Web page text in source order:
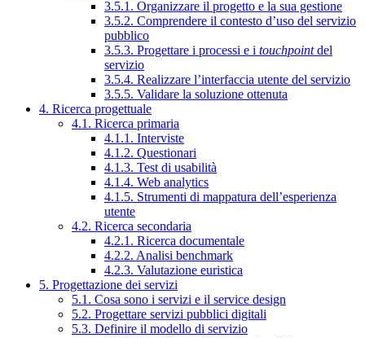
3.5.1. Organizzare il progetto e la sua gestione
3.5.2. Comprendere il contesto d’uso del servizio
pubblico
3.5.3. Progettare i processi e i touchpointdel
servizio
3.5.4. Realizzare l’interfaccia utente del servizio
3.5.5. Validare la soluzione ottenuta
4. Ricerca progettuale
4.1. Ricerca primaria
4.1.1. Interviste
4.1.2. Questionari
4.1.3. Test di usabilità
4.1.4. Web analytics
4.1.5. Strumenti di mappatura dell’esperienza
utente
4.2. Ricerca secondaria
4.2.1. Ricerca documentale
4.2.2. Analisi benchmark
4.2.3. Valutazione euristica
5. Progettazione dei servizi
5.1. Cosa sono i servizi e il service design
5.2. Progettare servizi pubblici digitali
5.3. Definire il modello di servizio